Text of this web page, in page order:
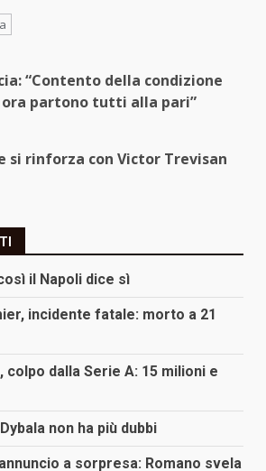
“Contento della condizione
partono tutti alla pari”
si rinforza con Victor Trevisan
il Napoli dice sì
incidente fatale: morto a 21
dalla Serie A: 15 milioni e
non ha più dubbi
a sorpresa: Romano svela